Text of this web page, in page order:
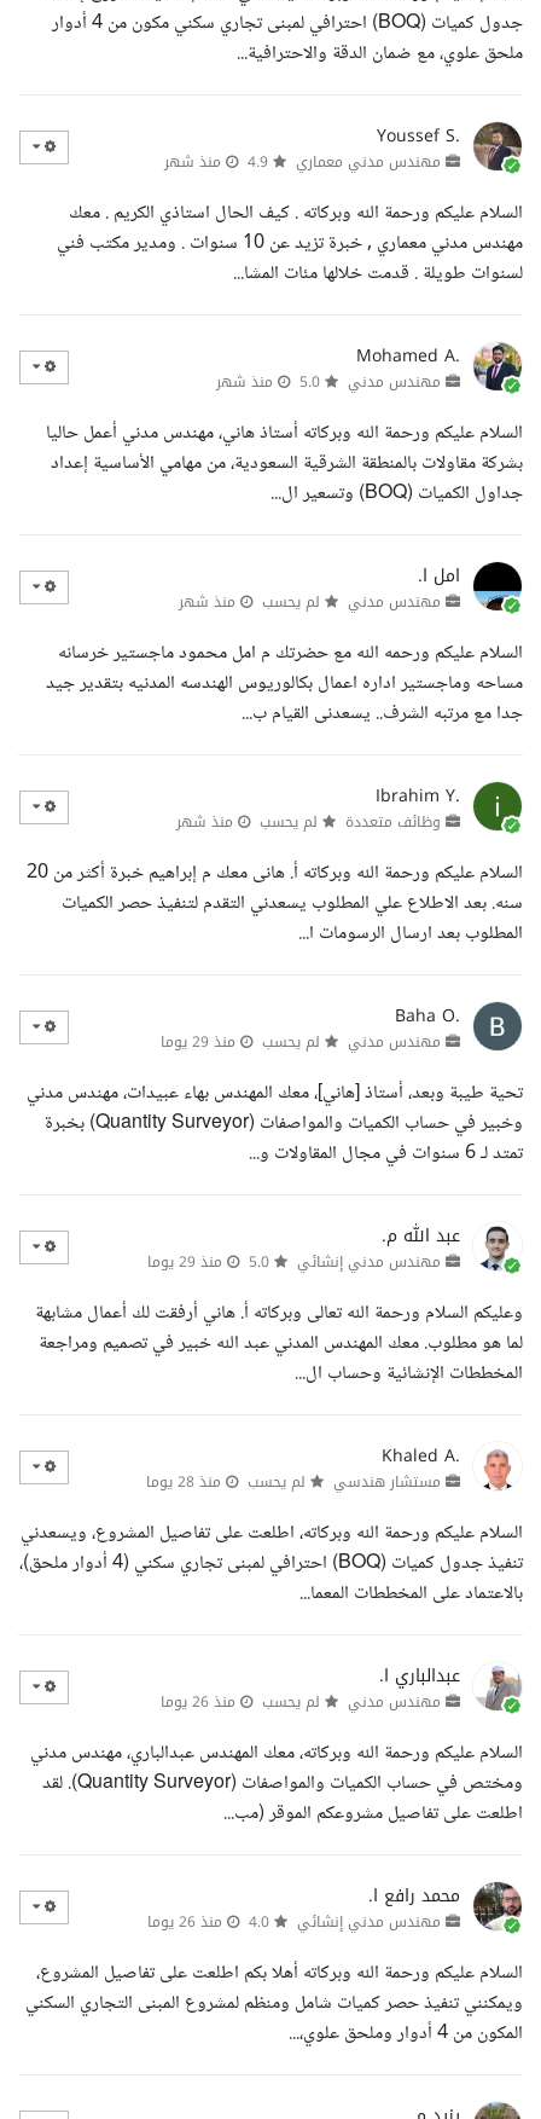
جدول كميات (BOQ) احترافي لمبنى تجاري سكني مكون من 4 أدوار
ملحق علوي، مع ضمان الدقة والاحترافية...
Youssef S.
مهندس مدني معماري منذ شهر
السلام عليكم ورحمة الله وبركاته . كيف الحال استاذي الكريم . معك
مهندس مدني معماري , خبرة تزيد عن 10 سنوات . ومدير مكتب فني
لسنوات طويلة . قدمت خلالها مئات المشا...
Mohamed A.
مهندس مدني منذ شهر
السلام عليكم ورحمة الله وبركاته أستاذ هاني، مهندس مدني أعمل حاليا
بشركة مقاولات بالمنطقة الشرقية السعودية، من مهامي الأساسية إعداد
جداول الكميات (BOQ) وتسعير ال...
امل ا.
مهندس مدني لم يحسب منذ شهر
السلام عليكم ورحمه الله مع حضرتك م امل محمود ماجستير خرسانه
مساحه وماجستير اداره اعمال بكالوريوس الهندسه المدنيه بتقدير جيد
جدا مع مرتبه الشرف.. يسعدنى القيام ب...
Ibrahim Y.
وظائف متعددة لم يحسب منذ شهر
السلام عليكم ورحمة الله وبركاته أ. هانى معك م إبراهيم خبرة أكثر من 20
سنه. بعد الاطلاع علي المطلوب يسعدني التقدم لتنفيذ حصر الكميات
المطلوب بعد ارسال الرسومات ا...
Baha O.
مهندس مدني لم يحسب منذ 29 يوما
تحية طيبة وبعد، أستاذ [هاني]، معك المهندس بهاء عبيدات، مهندس مدني
وخبير في حساب الكميات والمواصفات (Quantity Surveyor) بخبرة
تمتد لـ 6 سنوات في مجال المقاولات و...
عبد الله م.
مهندس مدني إنشائي منذ 29 يوما
وعليكم السلام ورحمة الله تعالى وبركاته أ. هاني أرفقت لك أعمال مشابهة
لما هو مطلوب. معك المهندس المدني عبد الله خبير في تصميم ومراجعة
المخططات الإنشائية وحساب ال...
Khaled A.
مستشار هندسي لم يحسب منذ 28 يوما
السلام عليكم ورحمة الله وبركاته، اطلعت على تفاصيل المشروع، ويسعدني
تنفيذ جدول كميات (BOQ) احترافي لمبنى تجاري سكني (4 أدوار ملحق)،
بالاعتماد على المخططات المعما...
عبدالباري ا.
مهندس مدني لم يحسب منذ 26 يوما
السلام عليكم ورحمة الله وبركاته، معك المهندس عبدالباري، مهندس مدني
ومختص في حساب الكميات والمواصفات (Quantity Surveyor). لقد
اطلعت على تفاصيل مشروعكم الموقر (مب...
محمد رافع ا.
مهندس مدني إنشائي منذ 26 يوما
السلام عليكم ورحمة الله وبركاته أهلا بكم اطلعت على تفاصيل المشروع،
ويمكنني تنفيذ حصر كميات شامل ومنظم لمشروع المبنى التجاري السكني
المكون من 4 أدوار وملحق علوي،...